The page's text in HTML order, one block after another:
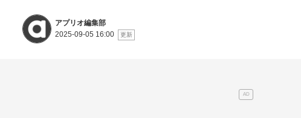
アプリオ編集部
2025-09-05 16:00